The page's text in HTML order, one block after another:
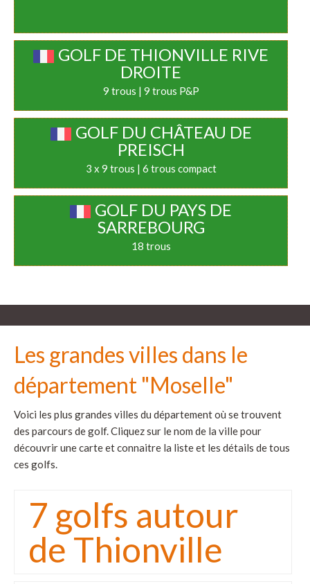
GOLF DE THIONVILLE RIVE
DROITE
9 trous | 9 trous P&P
GOLF DU CHÂTEAU DE
PREISCH
3 x 9 trous | 6 trous compact
GOLF DU PAYS DE
SARREBOURG
18 trous
Les grandes villes dans le
département "Moselle"
Voici les plus grandes villes du département où se trouvent
des parcours de golf. Cliquez sur le nom de la ville pour
découvrir une carte et connaitre la liste et les détails de tous
ces golfs.
7 golfs autour
de Thionville